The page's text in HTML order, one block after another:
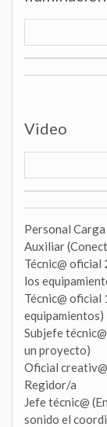
Video
Personal
Auxiliar
Técnic@ oficial
los
Técnic@ oficial
equipamientos)
Subjefe
un proyecto)
Oficial
Regidor/a
Jefe técnic@
sonido el